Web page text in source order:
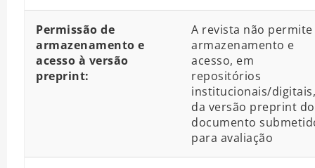
Permissão de
armazenamento e
acesso à versão
preprint:
A revista não
armazenamento e
acesso, em
repositórios
institucionais/digitais,
da versão preprint do
documento
para avaliação